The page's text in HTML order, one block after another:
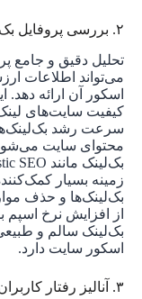
۲. بررسی پروفایل بک‌لینک‌ها
تحلیل دقیق و جامع
می‌تواند اطلاعات
اسکور آن ارائه
کیفیت سایت‌های
سرعت رشد
محتوای سایت
زمینه بسیار
بک‌لینک‌ها و حذف
از افزایش نرخ اسپم
بک‌لینک سالم و
اسکور سایت دارد.
۳. آنالیز رفتار کاربران